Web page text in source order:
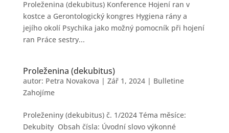
Proleženina (dekubitus) Konference Hojení ran v
kostce a Gerontologický kongres Hygiena rány a
jejího okolí Psychika jako možný pomocník při hojení
ran Práce sestry...
Proleženina (dekubitus)
autor: Petra Novakova | Zář 1, 2024| Bulletine
Zahojíme
Proleženiny (dekubitus) č. 1/2024 Téma měsíce:
Dekubity Obsah čísla: Úvodní slovo výkonné